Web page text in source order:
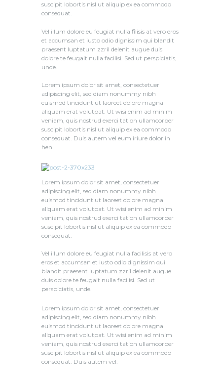
suscipit lobortis nisl ut aliquip ex ea commodo
consequat.
Vel illum dolore eu feugiat nulla filisis at vero eros
et accumsan et iusto odio dignissim qui blandit
praesent luptatum zzril delenit augue duis
dolore te feugait nulla facilisi. Sed ut perspiciatis,
unde.
Lorem ipsum dolor sit amet, consectetuer
adipiscing elit, sed diam nonummy nibh
euismod tincidunt ut laoreet dolore magna
aliquam erat volutpat. Ut wisi enim ad minim
veniam, quis nostrud exerci tation ullamcorper
suscipit lobortis nisl ut aliquip ex ea commodo
consequat. Duis autem vel eum iriure dolor in
hen
Lorem ipsum dolor sit amet, consectetuer
adipiscing elit, sed diam nonummy nibh
euismod tincidunt ut laoreet dolore magna
aliquam erat volutpat. Ut wisi enim ad minim
veniam, quis nostrud exerci tation ullamcorper
suscipit lobortis nisl ut aliquip ex ea commodo
consequat.
Vel illum dolore eu feugiat nulla facilisis at vero
eros et accumsan et iusto odio dignissim qui
blandit praesent luptatum zzril delenit augue
duis dolore te feugait nulla facilisi. Sed ut
perspiciatis, unde.
Lorem ipsum dolor sit amet, consectetuer
adipiscing elit, sed diam nonummy nibh
euismod tincidunt ut laoreet dolore magna
aliquam erat volutpat. Ut wisi enim ad minim
veniam, quis nostrud exerci tation ullamcorper
suscipit lobortis nisl ut aliquip ex ea commodo
consequat. Duis autem vel.